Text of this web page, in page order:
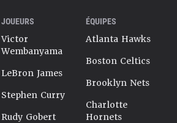
JOUEURS
Victor
Wembanyama
LeBron James
Stephen Curry
Rudy Gobert
ÉQUIPES
Atlanta Hawks
Boston Celtics
Brooklyn Nets
Charlotte
Hornets